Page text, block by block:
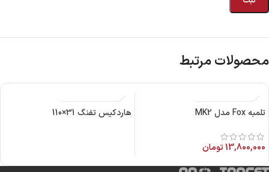
محصولات مرتبط
تلمبه Fox مدل MK2
13,800,000تومان
هاردکیس تفنگ 31×110